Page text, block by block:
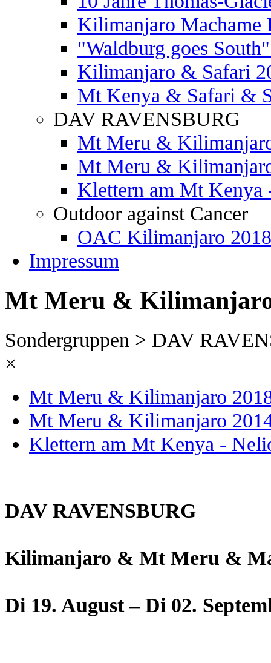
Kilimanjaro Machame
"Waldburg goes
Kilimanjaro & Safari
Mt Kenya & Safari &
DAV RAVENSBURG
Mt Meru &
Mt Meru &
Klettern am Mt
Outdoor against Cancer
OAC Kilimanjaro 2018
Impressum
Mt Meru &
Sondergruppen > DAV
×
Mt Meru & Kilimanjaro
Mt Meru & Kilimanjaro
Klettern am Mt Kenya -
DAV RAVENSBURG
Kilimanjaro & Mt Meru &
Di 19. August – Di 02.